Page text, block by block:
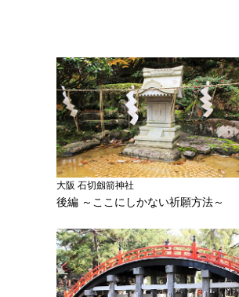
大阪 石切劔箭神社
後編 ～ここにしかない祈願方法～